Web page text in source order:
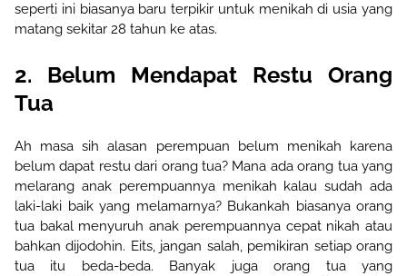
seperti ini biasanya baru terpikir untuk menikah di usia yang
matang sekitar 28 tahun ke atas.
2. Belum Mendapat Restu Orang
Tua
Ah masa sih alasan perempuan belum menikah karena
belum dapat restu dari orang tua? Mana ada orang tua yang
melarang anak perempuannya menikah kalau sudah ada
laki-laki baik yang melamarnya? Bukankah biasanya orang
tua bakal menyuruh anak perempuannya cepat nikah atau
bahkan dijodohin. Eits, jangan salah, pemikiran setiap orang
tua itu beda-beda. Banyak jugaorang tuayang